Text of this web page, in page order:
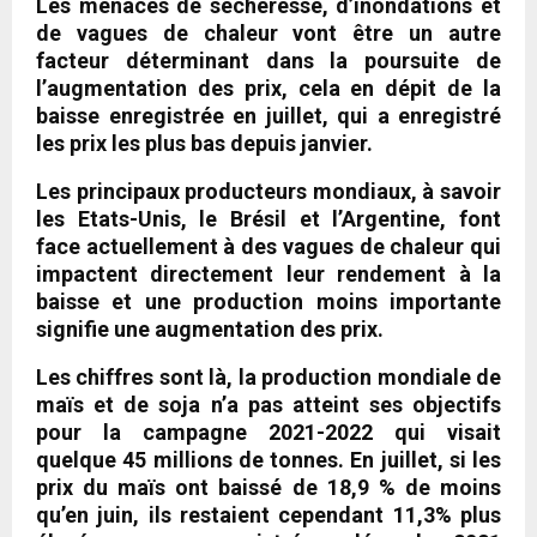
Les menaces de sécheresse, d’inondations et
de vagues de chaleur vont être un autre
facteur déterminant dans la poursuite de
l’augmentation des prix, cela en dépit de la
baisse enregistrée en juillet, qui a enregistré
les prix les plus bas depuis janvier.
Les principaux producteurs mondiaux, à savoir
les Etats-Unis, le Brésil et l’Argentine, font
face actuellement à des vagues de chaleur qui
impactent directement leur rendement à la
baisse et une production moins importante
signifie une augmentation des prix.
Les chiffres sont là, la production mondiale de
maïs et de soja n’a pas atteint ses objectifs
pour la campagne 2021-2022 qui visait
quelque 45 millions de tonnes. En juillet, si les
prix du maïs ont baissé de 18,9 % de moins
qu’en juin, ils restaient cependant 11,3% plus